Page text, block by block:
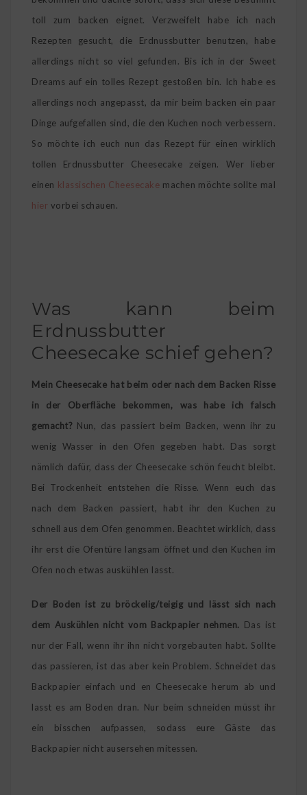
toll zum backen eignet. Verzweifelt habe ich nach
Rezepten gesucht, die Erdnussbutter benutzen, habe
allerdings nicht so viel gefunden. Bis ich in der Sweet
Dreams auf ein tolles Rezept gestoßen bin. Ich habe es
allerdings noch angepasst, da mir beim backen ein paar
Dinge aufgefallen sind, die den Kuchen noch verbessern.
So möchte ich euch nun das Rezept für einen wirklich
tollen Erdnussbutter Cheesecake zeigen. Wer lieber
einen klassischen Cheesecake machen möchte sollte mal
hier vorbei schauen.
Was kann beim
Erdnussbutter
Cheesecake schief gehen?
Mein Cheesecake hat beim oder nach dem Backen Risse
in der Oberfläche bekommen, was habe ich falsch
gemacht? Nun, das passiert beim Backen, wenn ihr zu
wenig Wasser in den Ofen gegeben habt. Das sorgt
nämlich dafür, dass der Cheesecake schön feucht bleibt.
Bei Trockenheit entstehen die Risse. Wenn euch das
nach dem Backen passiert, habt ihr den Kuchen zu
schnell aus dem Ofen genommen. Beachtet wirklich, dass
ihr erst die Ofentüre langsam öffnet und den Kuchen im
Ofen noch etwas auskühlen lasst.
Der Boden ist zu bröckelig/teigig und lässt sich nach
dem Auskühlen nicht vom Backpapier nehmen. Das ist
nur der Fall, wenn ihr ihn nicht vorgebauten habt. Sollte
das passieren, ist das aber kein Problem. Schneidet das
Backpapier einfach und en Cheesecake herum ab und
lasst es am Boden dran. Nur beim schneiden müsst ihr
ein bisschen aufpassen, sodass eure Gäste das
Backpapier nicht ausersehen mitessen.